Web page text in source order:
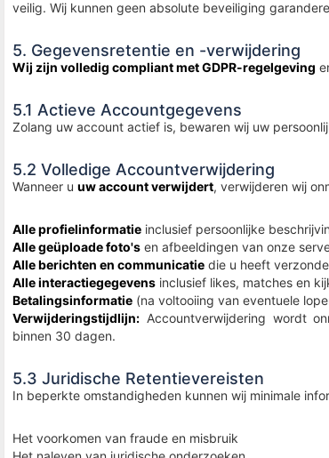
veilig. Wij kunnen geen absolute beveiliging
5. Gegevensretentie en -verwijdering
Wij zijn volledig compliant met GDPR-regelgeving
5.1 Actieve Accountgegevens
Zolang uw account actief is, bewaren wij uw
5.2 Volledige Accountverwijdering
Wanneer u uw account verwijdert, verwijderen wij
Alle profielinformatie inclusief persoonlijke
Alle geüploade foto's en afbeeldingen van onze
Alle berichten en communicatie die u heeft
Alle interactiegegevens inclusief likes, matches en
Betalingsinformatie (na voltooiing van eventuele
Verwijderingstijdlijn: Accountverwijdering wordt
binnen 30 dagen.
5.3 Juridische Retentievereisten
In beperkte omstandigheden kunnen wij minimale
Het voorkomen van fraude en misbruik